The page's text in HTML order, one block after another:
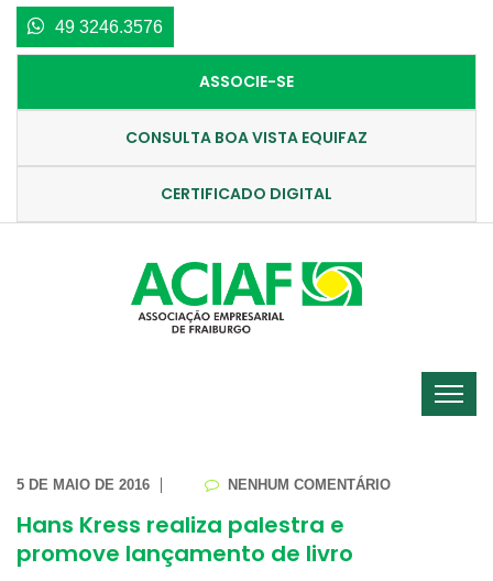
49 3246.3576
ASSOCIE-SE
CONSULTA BOA VISTA EQUIFAZ
CERTIFICADO DIGITAL
5 DE MAIO DE 2016 NENHUM COMENTÁRIO
Hans Kress realiza palestra e
promove lançamento de livro